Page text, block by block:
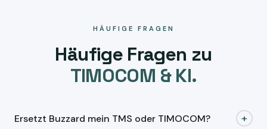
HÄUFIGE FRAGEN
Häufige Fragen zu
TIMOCOM & KI.
Ersetzt Buzzard mein TMS oder TIMOCOM? +